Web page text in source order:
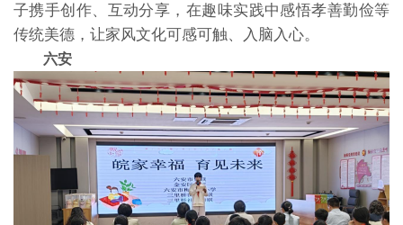
子携手创作、互动分享，在趣味实践中感悟孝善勤俭等
传统美德，让家风文化可感可触、入脑入心。
六安